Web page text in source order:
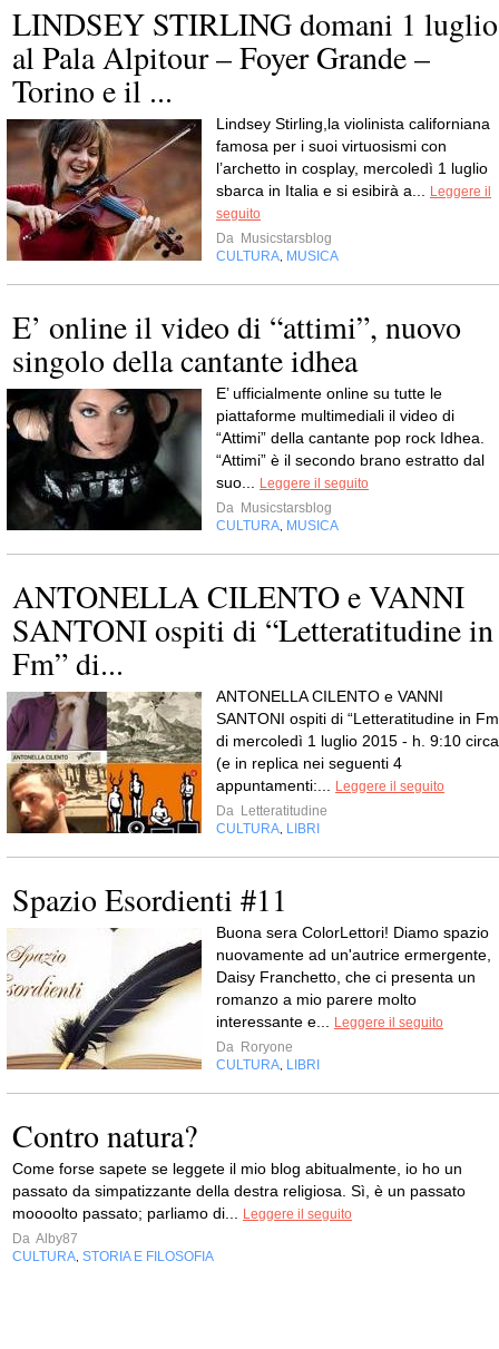
LINDSEY STIRLING domani 1 luglio
al Pala Alpitour – Foyer Grande –
Torino e il ...
Lindsey Stirling,la violinista californiana
famosa per i suoi virtuosismi con
l’archetto in cosplay, mercoledì 1 luglio
sbarca in Italia e si esibirà a...
Leggere il
seguito
Da Musicstarsblog
CULTURA MUSICA
E’ online il video di “attimi”, nuovo
singolo della cantante idhea
E’ ufficialmente online su tutte le
piattaforme multimediali il video di
“Attimi” della cantante pop rock Idhea.
“Attimi” è il secondo brano estratto dal
suo...
Leggere il seguito
Da Musicstarsblog
CULTURA MUSICA
ANTONELLA CILENTO e VANNI
SANTONI ospiti di “Letteratitudine in
Fm” di...
ANTONELLA CILENTO e VANNI
SANTONI ospiti di “Letteratitudine in
di mercoledì 1 luglio 2015 - h. 9:10 circa
(e in replica nei seguenti 4
appuntamenti:...
Leggere il seguito
Da Letteratitudine
CULTURA LIBRI
Spazio Esordienti #11
Buona sera ColorLettori! Diamo spazio
nuovamente ad un'autrice ermergente,
Daisy Franchetto, che ci presenta un
romanzo a mio parere molto
interessante e...
Leggere il seguito
Da Roryone
CULTURA LIBRI
Contro natura?
Come forse sapete se leggete il mio blog abitualmente, io ho un
passato da simpatizzante della destra religiosa. Sì, è un passato
moooolto passato; parliamo di...
Leggere il seguito
Da Alby87
CULTURA STORIA E FILOSOFIA